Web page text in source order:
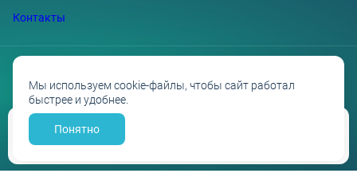
Контакты
Проектные декларации на сайте наш.дом.рф
Политика обработки персональных данных
Мы используем cookie-файлы, чтобы сайт работал
быстрее и удобнее.
Понятно